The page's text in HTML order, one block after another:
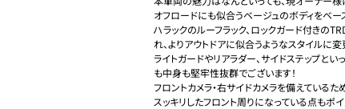
オフロードにも似合うベージュのボディをベー
ハラックのルーフラック、ロックガード付きの
れ、よりアウトドアに似合うようなスタイルに変
ライトガードやリアラダー、サイドステップと
も中身も堅牢性抜群でございます！
フロントカメラ・右サイドカメラを備えている
スッキリしたフロント周りになっている点もポイ